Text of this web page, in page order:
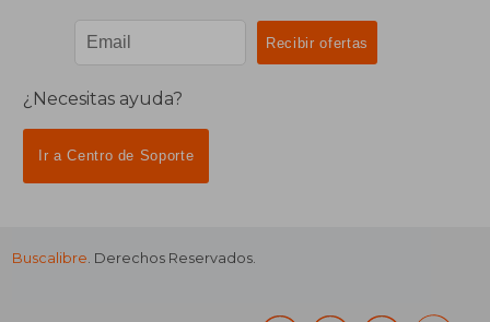
¿Necesitas ayuda?
Ir a Centro de Soporte
Buscalibre . Derechos Reservados.